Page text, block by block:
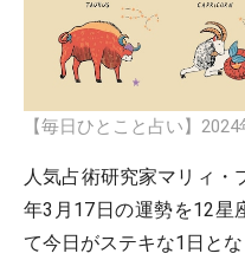
【毎日ひとこと占い】
人気占術研究家マリィ・
年3月17日の運勢を12星
て今日がステキな1日とな